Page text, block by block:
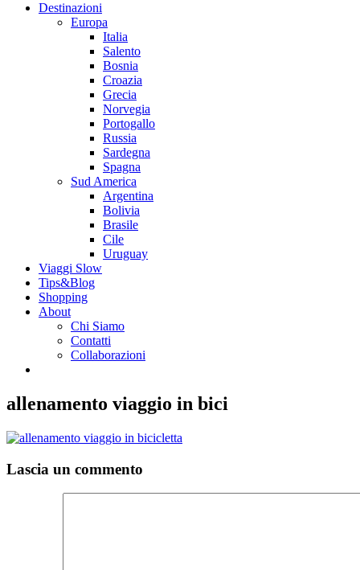
Destinazioni
Europa
Italia
Salento
Bosnia
Croazia
Grecia
Norvegia
Portogallo
Russia
Sardegna
Spagna
Sud America
Argentina
Bolivia
Brasile
Cile
Uruguay
Viaggi Slow
Tips&Blog
Shopping
About
Chi Siamo
Contatti
Collaborazioni
allenamento viaggio in bici
Lascia un commento